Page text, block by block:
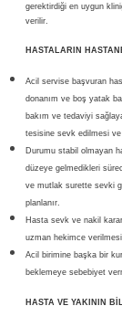
gerektirdiği en uygun
verilir.
HASTALARIN
Acil servise başvuran
donanım ve boş yatak
bakım ve tedaviyi
tesisine sevk edilmesi ve
Durumu stabil olmayan
düzeye gelmedikleri
ve mutlak surette sevki
planlanır.
Hasta sevk ve nakil
uzman hekimce
Acil birimine başka bir
beklemeye sebebiyet
HASTA VE YAKININ